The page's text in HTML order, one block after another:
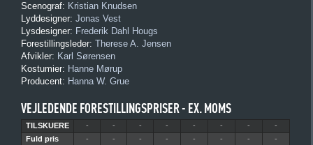
Scenograf: Kristian Knudsen
Lyddesigner: Jonas Vest
Lysdesigner: Frederik Dahl Hougs
Forestillingsleder: Therese A. Jensen
Afvikler: Karl Sørensen
Kostumier: Hanne Mørup
Producent: Hanna W. Grue
VEJLEDENDE FORESTILLINGSPRISER - EX. MOMS
TILSKUERE - - - - - - -
-
Fuld pris
- - - - - - - -